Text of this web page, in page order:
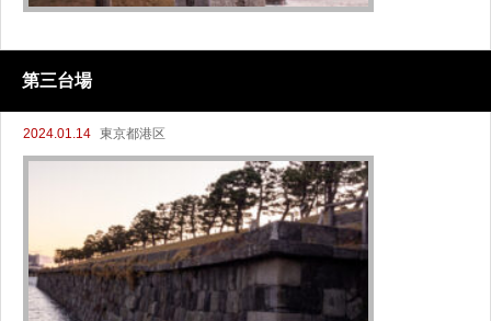
第三台場
2024.01.14 東京都港区